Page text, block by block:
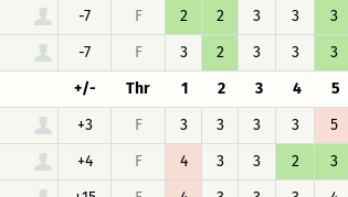
-7 F 2 2 3 3 3
-7 F 3 2 3 3 3
+/- Thr 1 2 3 4 5
+3 F 3 3 3 3 5
+4 F 4 3 3 2 3